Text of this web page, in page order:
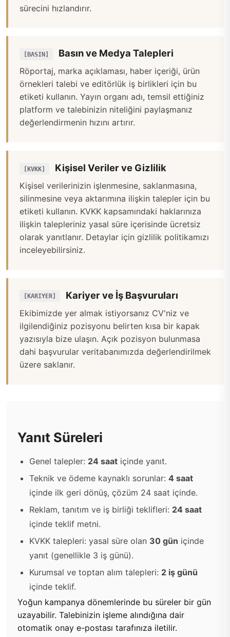
sürecini hızlandırır.
[BASIN] Basın ve Medya Talepleri
Röportaj, marka açıklaması, haber içeriği, ürün
örnekleri talebi ve editörlük iş birlikleri için bu
etiketi kullanın. Yayın organı adı, temsil ettiğiniz
platform ve talebinizin niteliğini paylaşmanız
değerlendirmenin hızını artırır.
[KVKK] Kişisel Veriler ve Gizlilik
Kişisel verilerinizin işlenmesine, saklanmasına,
silinmesine veya aktarımına ilişkin talepler için bu
etiketi kullanın. KVKK kapsamındaki haklarınıza
ilişkin talepleriniz yasal süre içerisinde ücretsiz
olarak yanıtlanır. Detaylar içingizlilik politikamızı
inceleyebilirsiniz.
[KARIYER] Kariyer ve İş Başvuruları
Ekibimizde yer almak istiyorsanız CV'niz ve
ilgilendiğiniz pozisyonu belirten kısa bir kapak
yazısıyla bize ulaşın. Açık pozisyon bulunmasa
dahi başvurular veritabanımızda değerlendirilmek
üzere saklanır.
Yanıt Süreleri
Genel talepler: 24 saatiçinde yanıt.
Teknik ve ödeme kaynaklı sorunlar: 4 saat
içinde ilk geri dönüş, çözüm 24 saat içinde.
Reklam, tanıtım ve iş birliği teklifleri: 24 saat
içinde teklif metni.
KVKK talepleri: yasal süre olan 30 gün içinde
yanıt (genellikle 3 iş günü).
Kurumsal ve toptan alım talepleri: 2 iş günü
içinde teklif.
Yoğun kampanya dönemlerinde bu süreler bir gün
uzayabilir. Talebinizin işleme alındığına dair
otomatik onay e-postası tarafınıza iletilir.